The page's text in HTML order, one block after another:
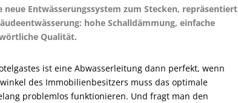
­Entwässerungssystem zum ­Stecken, repräsentiert
hohe Schalldämmung, einfache
Qualität.
ist eine Abwasserleitung dann perfekt, wenn
des Immobilienbesitzers muss das optimale
problemlos funktionieren. Und fragt man den